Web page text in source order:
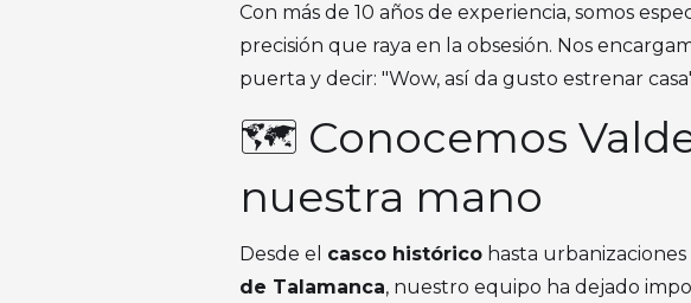
Con más de 10 años de experiencia, somos
precisión que raya en la obsesión. Nos
puerta y decir: "Wow, así da gusto estrenar
🗺️ Conocemos
nuestra mano
Desde el casco histórico hasta
de Talamanca, nuestro equipo ha dejado